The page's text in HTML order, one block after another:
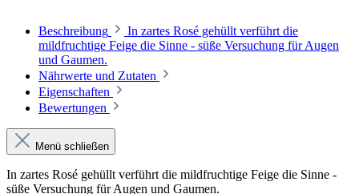
Beschreibung
In zartes Rosé gehüllt verführt die
mildfruchtige Feige die Sinne - süße Versuchung für Augen
und Gaumen.
Nährwerte und Zutaten
Eigenschaften
Bewertungen
Menü schließen
In zartes Rosé gehüllt verführt die mildfruchtige Feige die Sinne -
süße Versuchung für Augen und Gaumen.